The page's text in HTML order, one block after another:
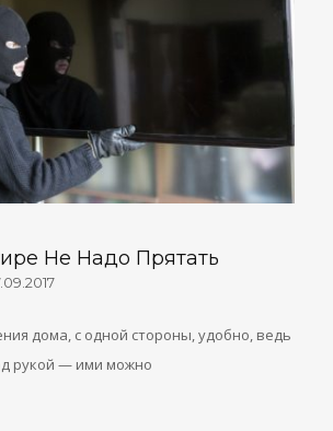
Не Надо Прятать
дома, с одной стороны, удобно, ведь
рукой — ими можно